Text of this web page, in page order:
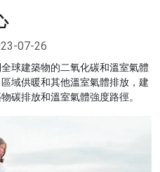
07-26
球建築物的二氧化碳和溫室氣體
域供暖和其他溫室氣體排放，建
碳排放和溫室氣體強度路徑。